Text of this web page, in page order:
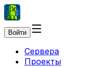
Войти
Сервера
Проекты